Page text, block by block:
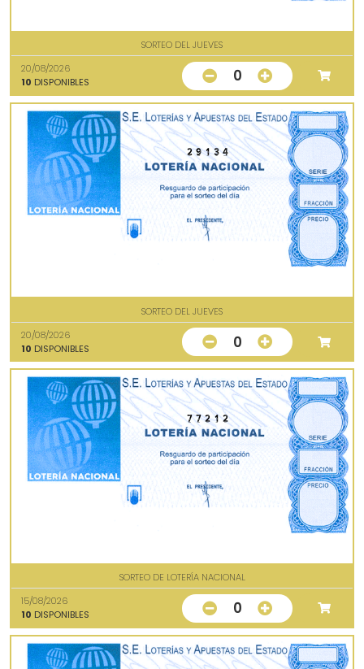
SORTEO DEL JUEVES
20/08/2026
10 DISPONIBLES 0
29134
SORTEO DEL JUEVES
20/08/2026
10 DISPONIBLES 0
77212
SORTEO DE LOTERÍA NACIONAL
15/08/2026
10 DISPONIBLES 0